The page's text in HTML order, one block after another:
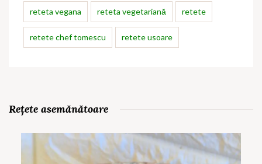
reteta vegana reteta vegetariană retete
retete chef tomescu retete usoare
Rețete asemănătoare